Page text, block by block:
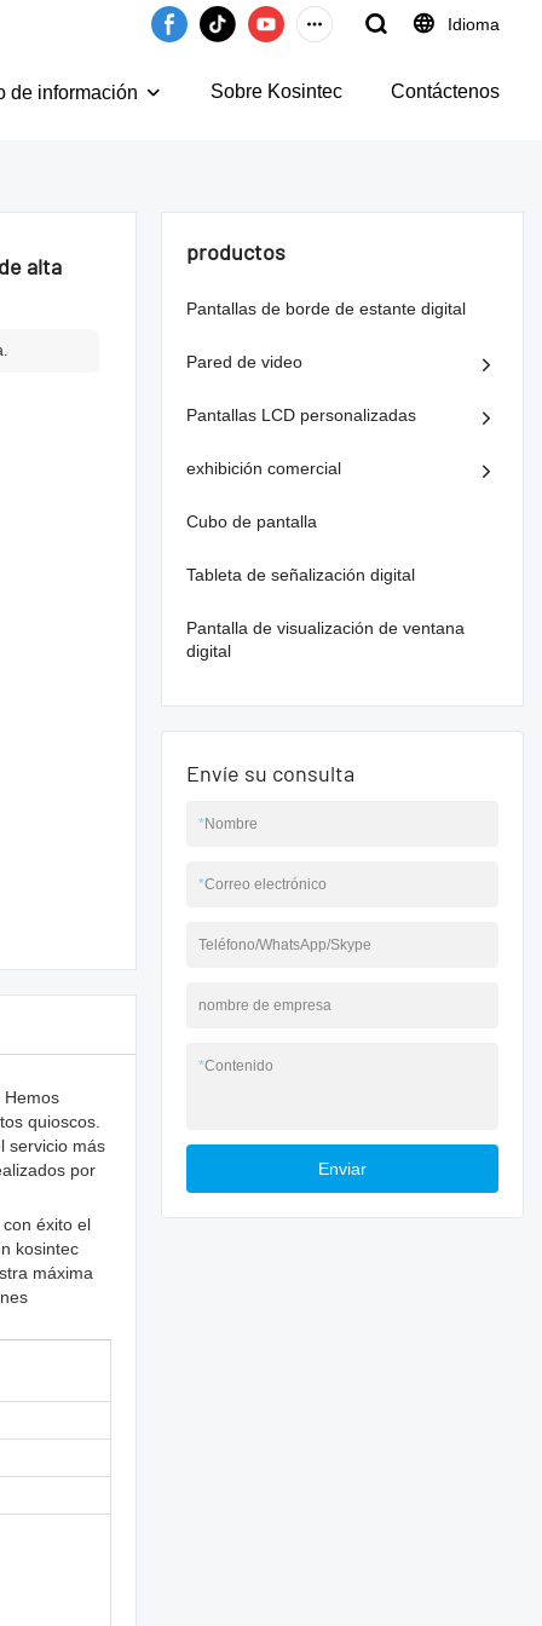
Idioma
de información Sobre Kosintec Contáctenos
alta
Hemos
quioscos.
servicio más
por
éxito el
kosintec
máxima
productos
Pantallas de borde de estante digital
Pared de video
Pantallas LCD personalizadas
exhibición comercial
Cubo de pantalla
Tableta de señalización digital
Pantalla de visualización de ventana
digital
Envíe su consulta
*Nombre
*Correo electrónico
Teléfono/WhatsApp/Skype
nombre de empresa
*Contenido
Enviar